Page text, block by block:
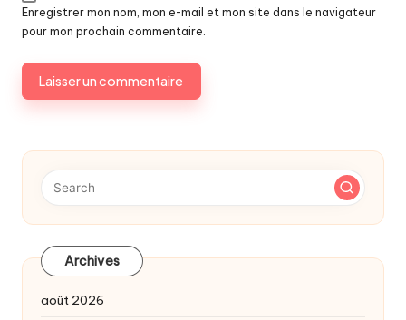
Enregistrer mon nom, mon e-mail et mon site dans le navigateur
pour mon prochain commentaire.
Archives
août 2026